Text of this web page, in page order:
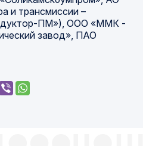
и трансмиссии –
ПМ»), ООО «ММК -
завод», ПАО